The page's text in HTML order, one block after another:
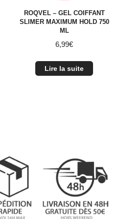
ROQVEL – GEL COIFFANT
SLIMER MAXIMUM HOLD 750
ML
6,99€
Lire la suite